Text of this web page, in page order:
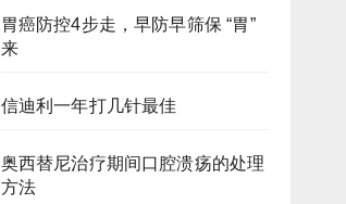
胃癌防控4步走，早防早筛保 “胃”
来
信迪利一年打几针最佳
奥西替尼治疗期间口腔溃疡的处理
方法